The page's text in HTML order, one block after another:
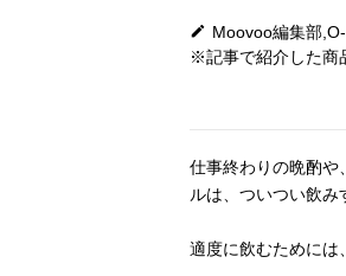
Moovoo編集部
※記事で紹介した商
仕事終わりの晩酌や
ルは、ついつい飲み
適度に飲むためには